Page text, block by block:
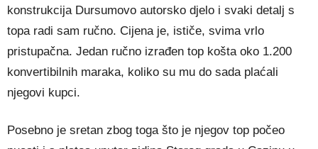
konstrukcija Dursumovo autorsko djelo i svaki detalj s
topa radi sam ručno. Cijena je, ističe, svima vrlo
pristupačna. Jedan ručno izrađen top košta oko 1.200
konvertibilnih maraka, koliko su mu do sada plaćali
njegovi kupci.
Posebno je sretan zbog toga što je njegov top počeo